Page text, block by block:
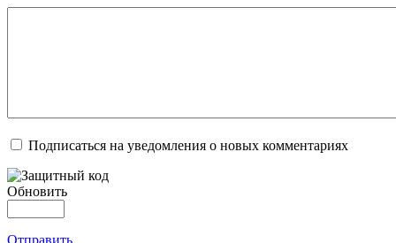
Подписаться на уведомления о новых комментариях
Обновить